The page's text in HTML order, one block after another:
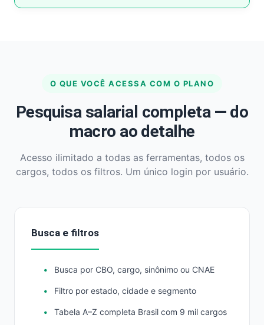
O QUE VOCÊ ACESSA COM O PLANO
Pesquisa salarial completa — do
macro ao detalhe
Acesso ilimitado a todas as ferramentas, todos os
cargos, todos os filtros. Um único login por usuário.
Busca e filtros
Busca por CBO, cargo, sinônimo ou CNAE
Filtro por estado, cidade e segmento
Tabela A–Z completa Brasil com 9 mil cargos